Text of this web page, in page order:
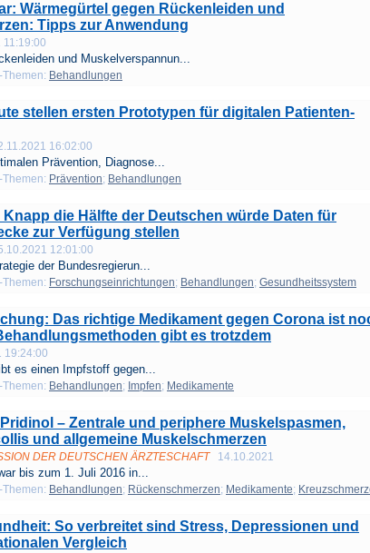
Wärmegürtel gegen Rückenleiden und
Tipps zur Anwendung
11:19:00
und Muskelverspannun...
Behandlungen
stellen ersten Prototypen für digitalen Patienten-
16:02:00
Prävention, Diagnose...
Prävention; Behandlungen
Knapp die Hälfte der Deutschen würde Daten für
zur Verfügung stellen
12:01:00
der Bundesregierun...
Forschungseinrichtungen; Behandlungen; Gesundheitssystem
Das richtige Medikament gegen Corona ist
gibt es trotzdem
19:24:00
es einen Impfstoff gegen...
Behandlungen; Impfen; Medikamente
– Zentrale und periphere Muskelspasmen,
und allgemeine Muskelschmerzen
DER DEUTSCHEN ÄRZTESCHAFT 14.10.2021
bis zum 1. Juli 2016 in...
Behandlungen; Rückenschmerzen; Medikamente;
So verbreitet sind Stress, Depressionen und
Vergleich